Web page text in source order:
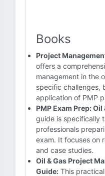
Books
Project
offers a
management in the
specific challenges,
application of PMP
PMP Exam Prep:
guide is specifically
professionals
exam. It focuses on
and case studies.
Oil & Gas Project
Guide: This